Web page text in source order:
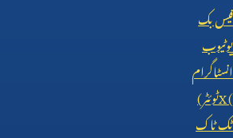
فیس بک
یوٹیوب
انسٹاگرام
X (ٹوئٹر)
ٹک ٹاک